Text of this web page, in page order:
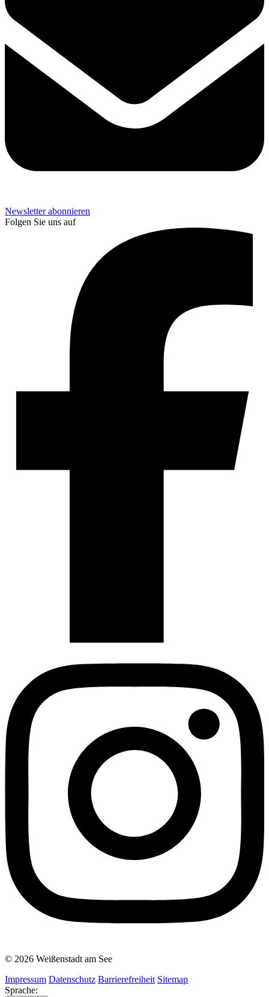
Newsletter abonnieren
Folgen Sie uns auf
© 2026 Weißenstadt am See
Impressum Datenschutz Barrierefreiheit Sitemap
Sprache: